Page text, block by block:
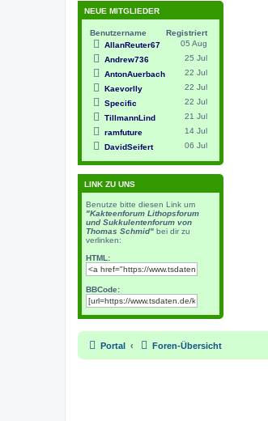
NEUE MITGLIEDER
Benutzername
Registriert
AllanReuter67
05 Aug
Andrew736
25 Jul
AntonAuerbach
22 Jul
Kaevorlly
22 Jul
Specific
22 Jul
TillmannLind
21 Jul
ramfuture
14 Jul
DavidSeifert
06 Jul
LINK ZU UNS
Benutze bitte diesen Link um
"Kakteenforum Lithopsforum
und Sukkulentenforum von
Thomas Schmid" bei dir zu
verlinken:
HTML:
BBCode:
Portal Foren-Übersicht